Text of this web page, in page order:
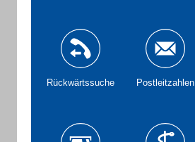
Rückwärtssuche Postleitzahlen